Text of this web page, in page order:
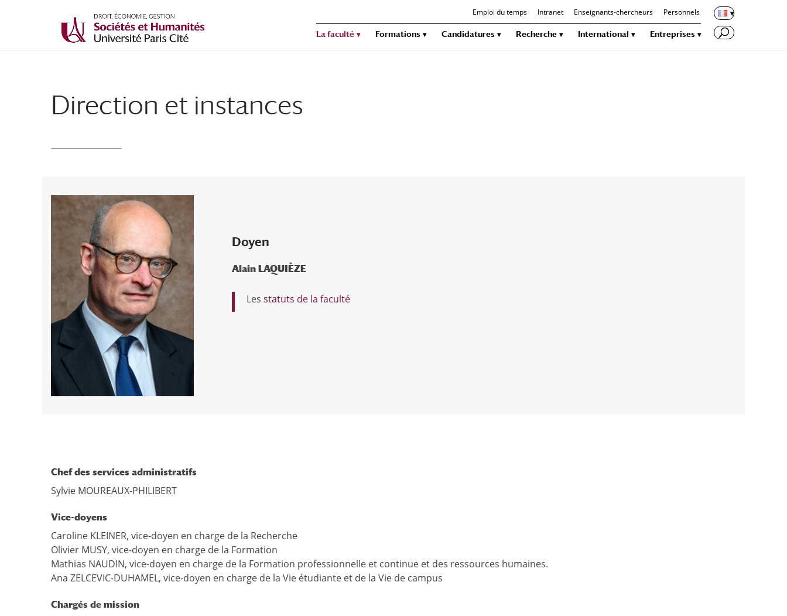
Emploi du temps Intranet Enseignants-chercheurs Personnels
La faculté Formations Candidatures Recherche International Entreprises
Direction et instances
Doyen
Alain LAQUIÈZE
Les statuts de la faculté
Chef des services administratifs
Sylvie MOUREAUX-PHILIBERT
Vice-doyens
Caroline KLEINER, vice-doyen en charge de la Recherche
Olivier MUSY, vice-doyen en charge de la Formation
Mathias NAUDIN, vice-doyen en charge de la Formation professionnelle et continue et des ressources humaines.
Ana ZELCEVIC-DUHAMEL, vice-doyen en charge de la Vie étudiante et de la Vie de campus
Chargés de mission